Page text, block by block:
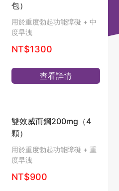
包）
用於重度勃起功能障礙 + 中
度早洩
NT$1300
查看詳情
雙效威而鋼200mg（4
顆）
用於重度勃起功能障礙 + 重
度早洩
NT$900